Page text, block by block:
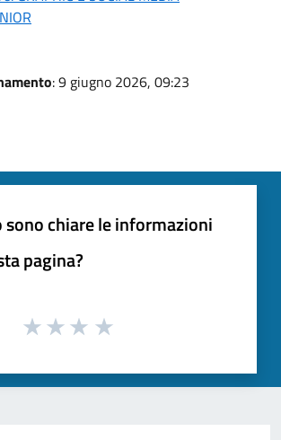
: 9 giugno 2026, 09:23
sono chiare le informazioni
pagina?